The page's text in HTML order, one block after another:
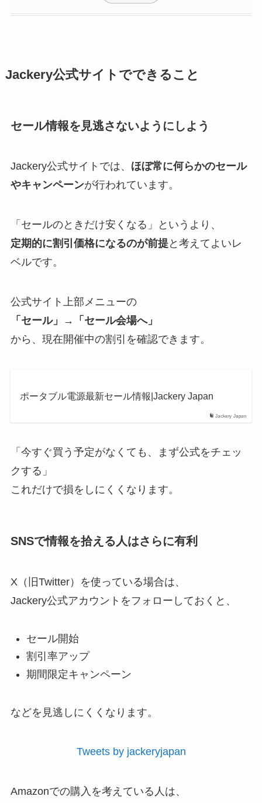
Jackery公式サイトでできること
セール情報を見逃さないようにしよう
Jackery公式サイトでは、 ほぼ常に何らかのセール
やキャンペーンが行われています。
「セールのときだけ安くなる」というより、
定期的に割引価格になるのが前提と考えてよいレ
ベルです。
公式サイト上部メニューの
「セール」→「セール会場へ」
から、現在開催中の割引を確認できます。
Jackery Japan
ポータブル電源最新セール情報|Jackery Japan
「今すぐ買う予定がなくても、まず公式をチェッ
クする」
これだけで損をしにくくなります。
SNSで情報を拾える人はさらに有利
X（旧Twitter）を使っている場合は、
Jackery公式アカウントをフォローしておくと、
セール開始
割引率アップ
期間限定キャンペーン
などを見逃しにくくなります。
Tweets by jackeryjapan
Amazonでの購入を考えている人は、